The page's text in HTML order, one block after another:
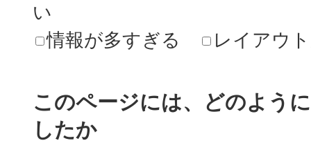
い
情報が多すぎる
レイアウ
このページには、どのよう
したか